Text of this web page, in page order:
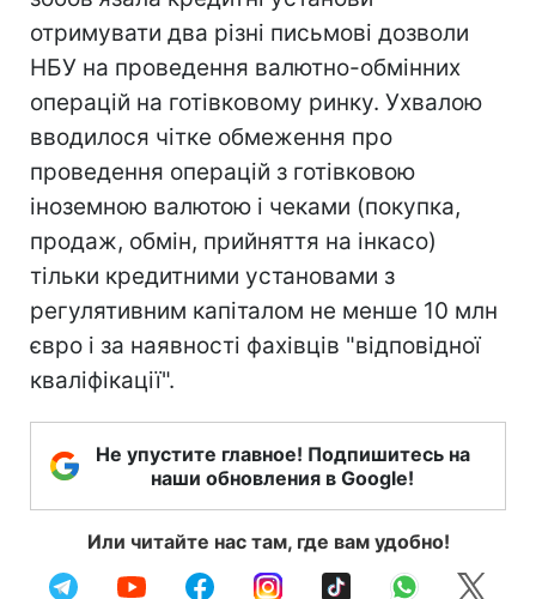
отримувати два різні письмові дозволи
НБУ на проведення валютно-обмінних
операцій на готівковому ринку. Ухвалою
вводилося чітке обмеження про
проведення операцій з готівковою
іноземною валютою і чеками (покупка,
продаж, обмін, прийняття на інкасо)
тільки кредитними установами з
регулятивним капіталом не менше 10 млн
євро і за наявності фахівців "відповідної
кваліфікації".
Не упустите главное! Подпишитесь на
наши обновления в Google!
Или читайте нас там, где вам удобно!